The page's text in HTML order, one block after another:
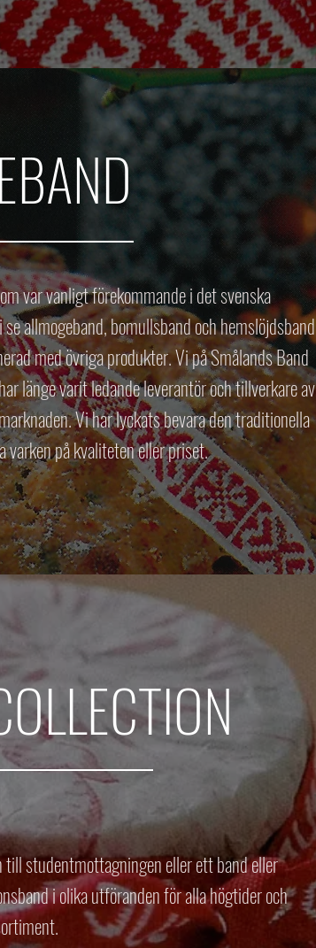
var vanligt förekommande i det svenska
allmogeband, bomullsband och hemslöjdsband
med övriga produkter. Vi på Smålands Band
länge varit ledande leverantör och tillverkare av
Vi har lyckats bevara den traditionella
på kvaliteten eller priset.
studentmottagningen eller ett band eller
i olika utföranden för alla högtider och